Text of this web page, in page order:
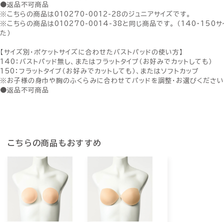
●返品不可商品
※こちらの商品は010270-0012-28のジュニアサイズです。
※こちらの商品は010270-0014-38と同じ商品です。 （140・150サ
た）
【サイズ別・ポケットサイズに合わせたバストパッドの使い方】
140：バストパッド無し、またはフラットタイプ（お好みでカットしても）
150：フラットタイプ（お好みでカットしても）、またはソフトカップ
※お子様の身巾や胸のふくらみに合わせてパッドを調整・お選びください
●返品不可商品
こちらの商品もおすすめ